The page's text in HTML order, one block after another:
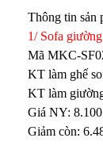
Thông tin sản
1/ Sofa
Mã MKC-
KT làm ghế
KT làm
Giá NY:
Giảm còn: